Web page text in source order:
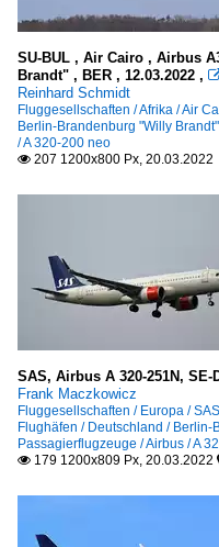
SU-BUL , Air Cairo , Airbus
Brandt" , BER , 12.03.2022 ,
Reinhard Schmidt
Fluggesellschaften / Afrika / Air
Berlin-Brandenburg "Willy
/ A 320-200 neo
 207 1200x800 Px, 20.03.2022
SAS, Airbus A 320-251N, SE-
Frank Maczkowicz
Fluggesellschaften / Europa /
Flughäfen / Deutschland /
Passagierflugzeuge / Airbus / A
 179 1200x809 Px, 20.03.2022